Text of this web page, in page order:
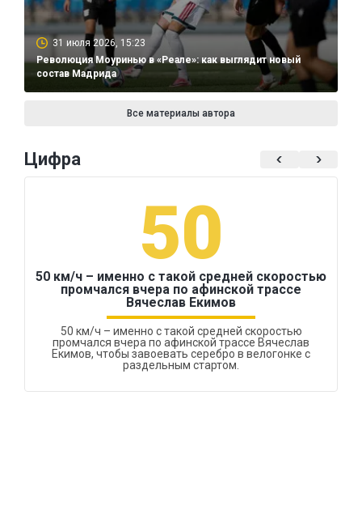
31 июля 2026, 15:23
Революция Моуринью в «Реале»: как выглядит новый
состав Мадрида
Все материалы автора
Цифра
50
50 км/ч – именно с такой средней скоростью
промчался вчера по афинской трассе
Вячеслав Екимов
50 км/ч – именно с такой средней скоростью
промчался вчера по афинской трассе Вячеслав
Екимов, чтобы завоевать серебро в велогонке с
раздельным стартом.